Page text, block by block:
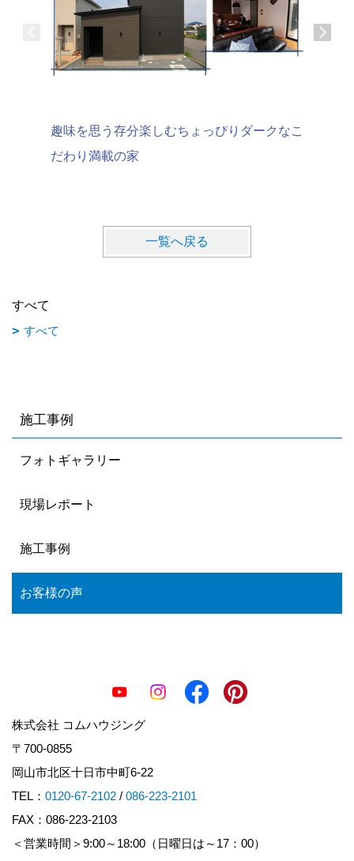
趣味を思う存分楽しむちょっぴりダークなこ
だわり満載の家
一覧へ戻る
すべて
すべて
施工事例
フォトギャラリー
現場レポート
施工事例
お客様の声
株式会社 コムハウジング
〒700-0855
岡山市北区十日市中町6-22
TEL： 0120-67-2102 / 086-223-2101
FAX：086-223-2103
＜営業時間＞9:00～18:00（日曜日は～17：00）